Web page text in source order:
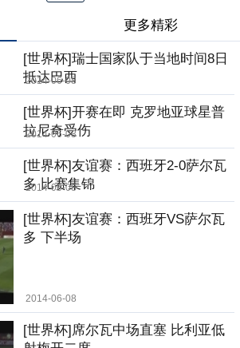
更多精彩
[世界杯]瑞士国家队于当地时间8日
抵达巴西
2014-06-08
[世界杯]开赛在即 克罗地亚球星普
拉尼奇受伤
2014-06-08
[世界杯]友谊赛：西班牙2-0萨尔瓦
多 比赛集锦
2014-06-08
[世界杯]友谊赛：西班牙VS萨尔瓦
多 下半场
2014-06-08
[世界杯]席尔瓦中场直塞 比利亚低